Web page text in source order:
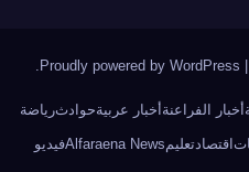
Proudly powered by WordPress
أخبار الفراعنة أخبار عربيةحوادثرياضة
اقتصادتعليم Alfaraena Newsفيديو